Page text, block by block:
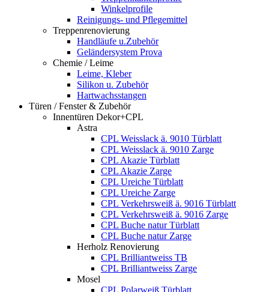
Winkelprofile
Reinigungs- und Pflegemittel
Treppenrenovierung
Handläufe u.Zubehör
Geländersystem Prova
Chemie / Leime
Leime, Kleber
Silikon u. Zubehör
Hartwachsstangen
Türen / Fenster & Zubehör
Innentüren Dekor+CPL
Astra
CPL Weisslack ä. 9010 Türblatt
CPL Weisslack ä. 9010 Zarge
CPL Akazie Türblatt
CPL Akazie Zarge
CPL Ureiche Türblatt
CPL Ureiche Zarge
CPL Verkehrsweiß ä. 9016 Türblatt
CPL Verkehrsweiß ä. 9016 Zarge
CPL Buche natur Türblatt
CPL Buche natur Zarge
Herholz Renovierung
CPL Brilliantweiss TB
CPL Brilliantweiss Zarge
Mosel